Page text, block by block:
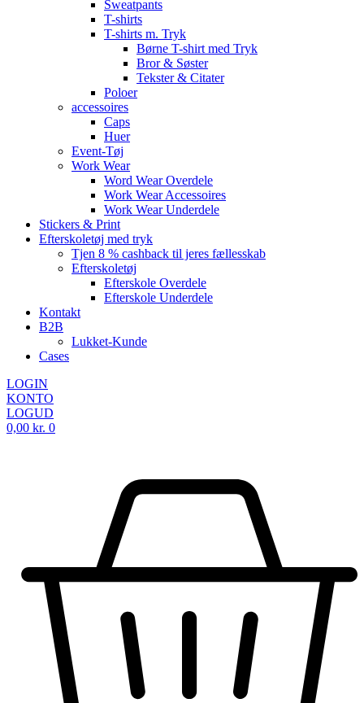
Sweatpants
T-shirts
T-shirts m. Tryk
Børne T-shirt med Tryk
Bror & Søster
Tekster & Citater
Poloer
accessoires
Caps
Huer
Event-Tøj
Work Wear
Word Wear Overdele
Work Wear Accessoires
Work Wear Underdele
Stickers & Print
Efterskoletøj med tryk
Tjen 8 % cashback til jeres fællesskab
Efterskoletøj
Efterskole Overdele
Efterskole Underdele
Kontakt
B2B
Lukket-Kunde
Cases
LOGIN
KONTO
LOGUD
0,00 kr. 0